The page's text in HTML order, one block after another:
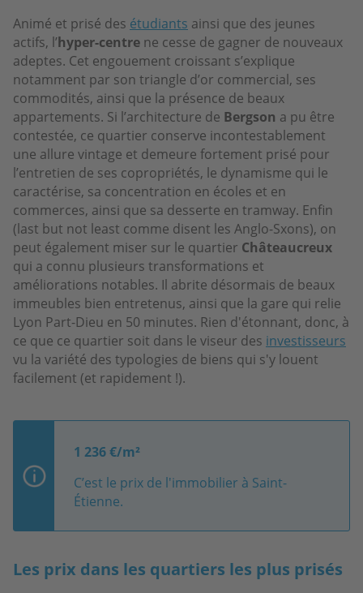
Animé et prisé des étudiants ainsi que des jeunes
actifs, l’hyper-centre ne cesse de gagner de nouveaux
adeptes. Cet engouement croissant s’explique
notamment par son triangle d’or commercial, ses
commodités, ainsi que la présence de beaux
appartements. Si l’architecture de Bergson a pu être
contestée, ce quartier conserve incontestablement
une allure vintage et demeure fortement prisé pour
l’entretien de ses copropriétés, le dynamisme qui le
caractérise, sa concentration en écoles et en
commerces, ainsi que sa desserte en tramway. Enfin
(last but not least comme disent les Anglo-Sxons), on
peut également miser sur le quartier Châteaucreux
qui a connu plusieurs transformations et
améliorations notables. Il abrite désormais de beaux
immeubles bien entretenus, ainsi que la gare qui relie
Lyon Part-Dieu en 50 minutes. Rien d'étonnant, donc, à
ce que ce quartier soit dans le viseur des investisseurs
vu la variété des typologies de biens qui s'y louent
facilement (et rapidement !).
1 236 €/m²
C’est le prix de l'immobilier à Saint-
Étienne.
Les prix dans les quartiers les plus prisés